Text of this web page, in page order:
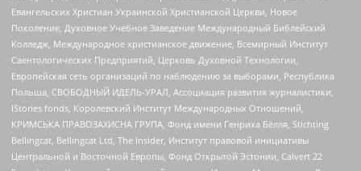
Евангельских Христиан Украинской Христианской Церкви, Новое
Поколение, Духовное Учебное Заведение Международный Библейский
Колледж, Международное христианское движение, Всемирный Институт
Саентологических Предприятий, Церковь Духовной Технологии,
Европейская сеть организаций по наблюдению за выборами, Республика
Польша, СВОБОДНЫЙ ИДЕЛЬ-УРАЛ, Ассоциация развития журналистики,
IStories fonds, Королевский Институт Международных Отношений,
КРИМСЬКА ПРАВОЗАХИСНА ГРУПА, Фонд имени Генриха Бёлля, Stichting
Bellingcat, Bellingcat Ltd, The Insider, Институт правовой инициативы
Центральной и Восточной Европы, Фонд Открытой Эстонии, Calvert 22